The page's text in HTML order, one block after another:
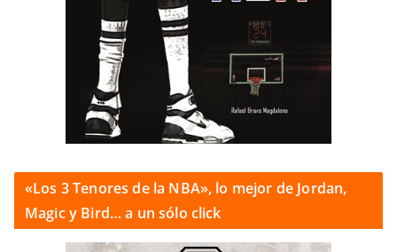
«Los 3 Tenores de la NBA», lo mejor de Jordan,
Magic y Bird… a un sólo click